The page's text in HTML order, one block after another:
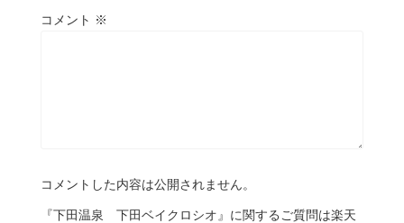
コメント ※
コメントした内容は公開されません。
『下田温泉 下田ベイクロシオ』に関するご質問は楽天